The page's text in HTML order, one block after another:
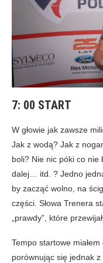
7: 00 START
W głowie jak zawsze
Jak z wodą? Jak z
boli? Nie nic póki co nie
dalej… itd. ? Jedno
by zacząć wolno, na
części. Słowa Trenera
„prawdy”, które
Tempo startowe
porównując się jednak z